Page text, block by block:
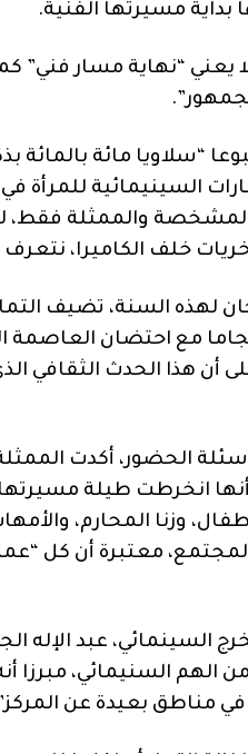
بداية مسيرتها الفنية.
يعني “نهاية مسار فني”
“سلاويا مائة بالمائة
السينيمائية للمرأة
والممثلة فقط،
خلف الكاميرا، نتعرف
لهذه السنة، تضيف
مع احتضان العاصمة
أن هذا الحدث الثقافي
الحضور، أكدت
انخرطت طيلة مسيرتها
وزنا المحارم،
معتبرة أن كل
السينمائي، عبد الإله
من الهم السنيمائي،
في مناطق بعيدة عن